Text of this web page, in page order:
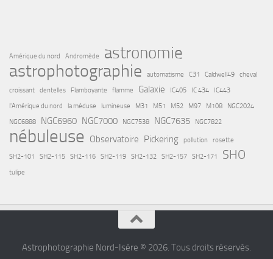
Amérique du nord Andromède astronomie
astrophotographie automatisme C31 Caldwell49
cheval
croissant
dentelles Flamboyante flamme Galaxie IC405 IC 434
IC443
l'Amérique du nord
la méduse lumineuse M31 M51 M52 M97 M108
NGC2024
NGC6888
NGC6960 NGC7000 NGC7538 NGC7635 NGC7822
nébuleuse Observatoire Pickering pollution rosette
SH2-101 SH2-115 SH2-116 SH2-119 SH2-132 SH2-157 SH2-171 SHO
tulipe
Astrophotographie Nord-Isère © 2026. Tous droits réservés.